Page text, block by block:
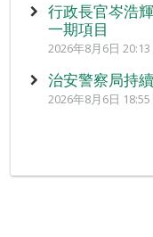
行政長官岑浩
一期項目
2026年8月6日 20:13
治安警察局持
2026年8月6日 18:55